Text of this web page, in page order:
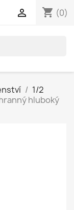
shopping_cart (0)

1/2
hluboký